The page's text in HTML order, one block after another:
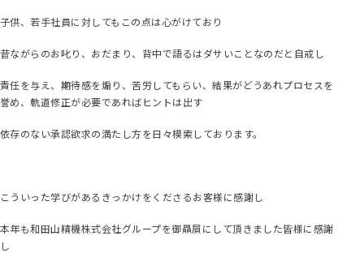
子供、若手社員に対してもこの点は心がけており
昔ながらのお叱り、おだまり、背中で語るはダサいことなのだと自戒し
責任を与え、期待感を煽り、苦労してもらい、結果がどうあれプロセスを
誉め、軌道修正が必要であればヒントは出す
依存のない承認欲求の満たし方を日々模索しております。
こういった学びがあるきっかけをくださるお客様に感謝し
本年も和田山精機株式会社グループを御贔屓にして頂きました皆様に感謝
し